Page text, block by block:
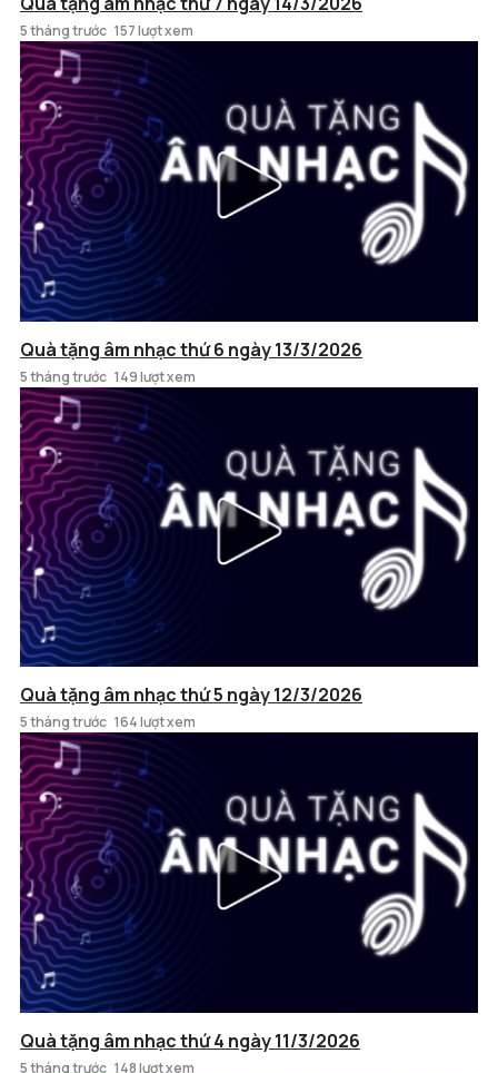
5 tháng trước 157 lượt xem
Quà tặng âm nhạc thứ 6 ngày 13/3/2026
5 tháng trước 149 lượt xem
Quà tặng âm nhạc thứ 5 ngày 12/3/2026
5 tháng trước 164 lượt xem
Quà tặng âm nhạc thứ 4 ngày 11/3/2026
5 tháng trước 148 lượt xem